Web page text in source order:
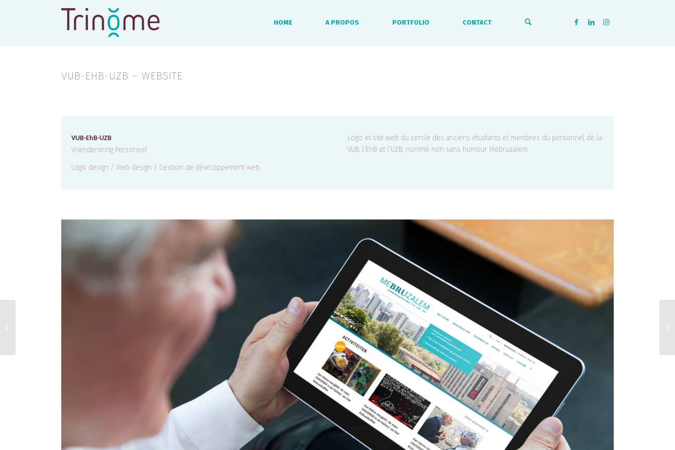
HOME A PROPOS PORTFOLIO CONTACT
VUB-EHB-UZB – WEBSITE
VUB-EhB-UZB
Vriendenkring Personeel
Logo design / Web design / Gestion de développement web
Logo et site web du cercle des anciens étudiants et membres du personnel de la
VUB, l’EhB et l’UZB, nommé non sans humour Mebruzalem.